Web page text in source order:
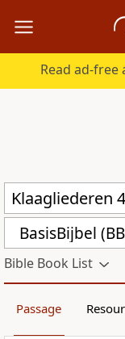
Read ad-
BasisBijbel
Bible Book List
Passage